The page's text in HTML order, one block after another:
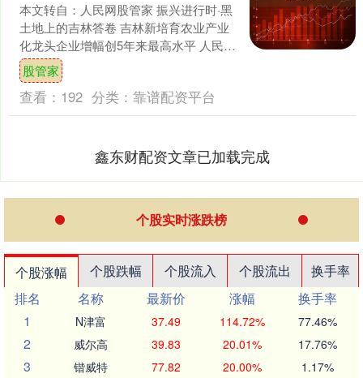
本文转自：人民网股管家 振兴进行时·黑
土地上的吉林答卷 吉林新培育农业产业
化龙头企业增幅创5年来最高水平 人民网
记者 马俊华 今年以来，吉林省做足做
活“粮头食尾....
股管家
查看： 192 分类： 靠谱配资平台
鑫东财配资文章已加载完成
个股实时涨跌榜
个股涨幅 个股跌幅 个股流入 个股流出
换手率
排名
名称 最新价 涨幅
换手率
1
N津富 37.49 114.72% 77.46%
2 威尔高 39.83 20.01% 17.76%
3 锴威特 77.82 20.00% 1.17%